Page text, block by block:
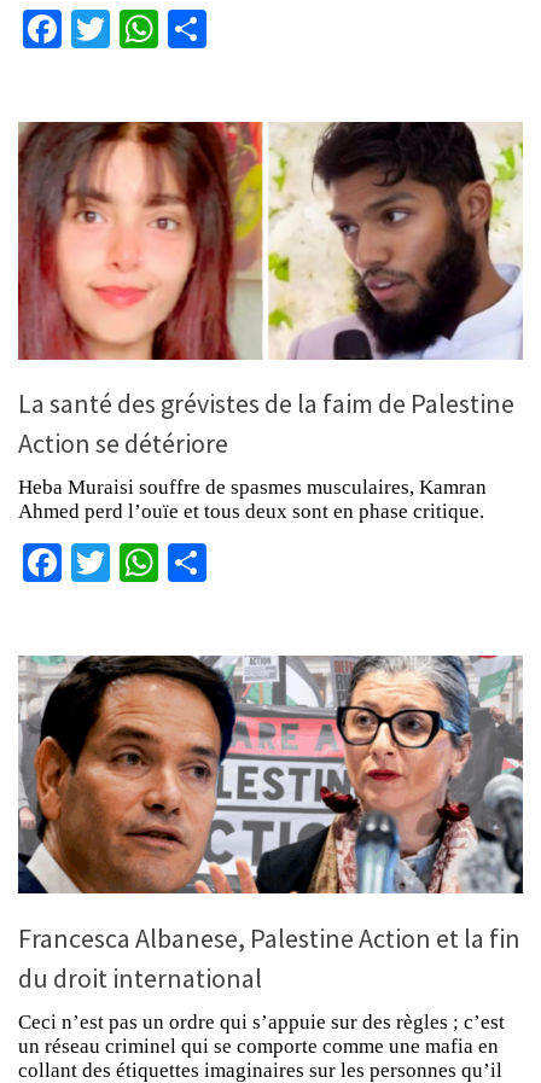
Facebook
TwitterWhatsApp
La santé des grévistes de la faim de Palestine
Action se détériore
Heba Muraisi souffre de spasmes musculaires, Kamran
Ahmed perd l’ouïe et tous deux sont en phase critique.
Facebook
TwitterWhatsApp
Francesca Albanese, Palestine Action et la fin
du droit international
Ceci n’est pas un ordre qui s’appuie sur des règles ; c’est
un réseau criminel qui se comporte comme une mafia en
collant des étiquettes imaginaires sur les personnes qu’il